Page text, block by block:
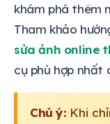
khám phá thêm
Tham khảo
sửa ảnh online
cụ phù hợp nhất
Chú ý:Khi